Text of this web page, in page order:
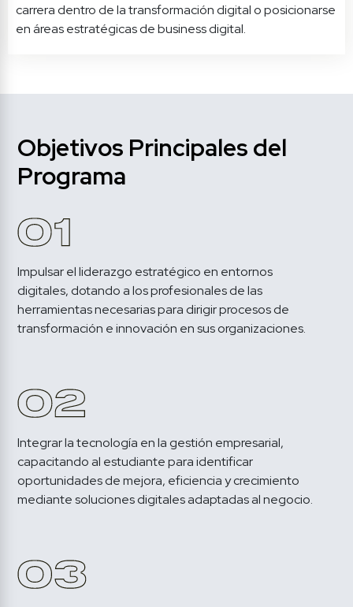
carrera dentro de la transformación digital o posicionarse
Objetivos Principales del
Programa
Impulsar el liderazgo estratégico en entornos
digitales, dotando a los profesionales de las
herramientas necesarias para dirigir procesos de
transformación e innovación en sus organizaciones.
Integrar la tecnología en la gestión empresarial,
capacitando al estudiante para identificar
oportunidades de mejora, eficiencia y crecimiento
mediante soluciones digitales adaptadas al negocio.